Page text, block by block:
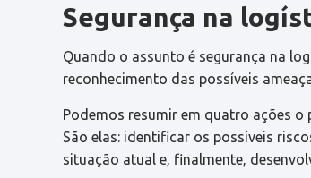
Segurança na
Quando o assunto é segurança na
reconhecimento das possíveis
Podemos resumir em quatro ações o
São elas: identificar os possíveis
situação atual e, finalmente,